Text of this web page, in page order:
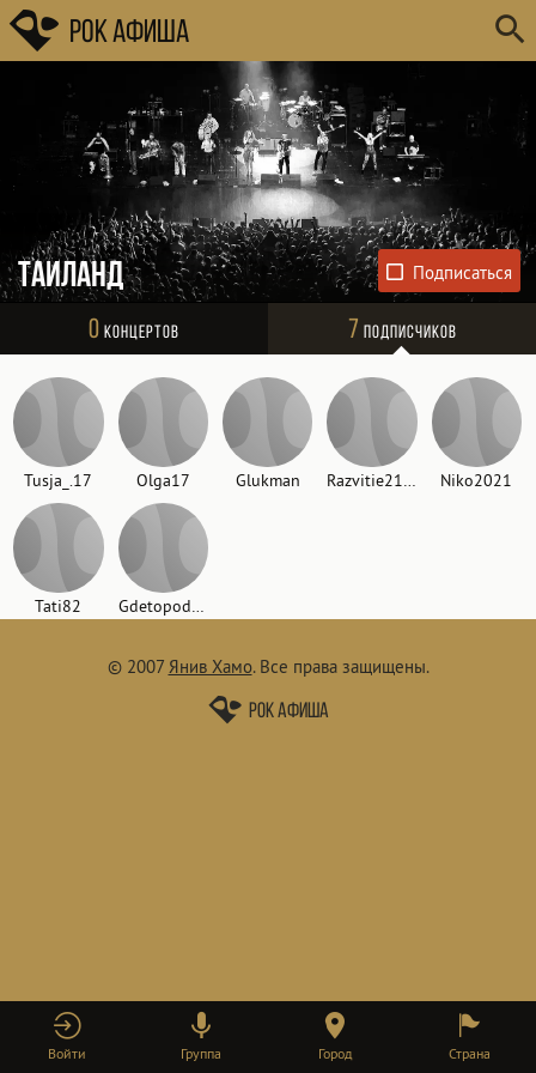
Рок Афиша
Войти Группа Город Страна
Таиланд
0 Концертов 7 Подписчиков
Tusja_.17 Olga17 Glukman Razvitie2100 Niko2021
Tati82 Gdetopodberlinom
© 2007 Янив Хамо. Все права защищены.
Рок афиша